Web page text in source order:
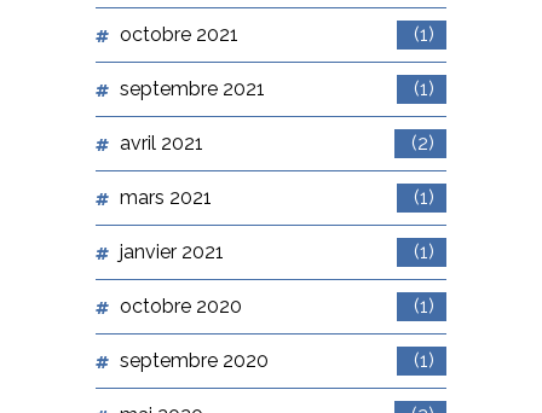
octobre 2021 (1)
septembre 2021 (1)
avril 2021 (2)
mars 2021 (1)
janvier 2021 (1)
octobre 2020 (1)
septembre 2020 (1)